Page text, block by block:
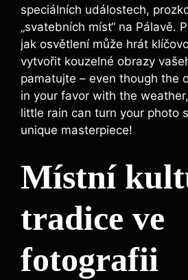
speciálních událostech,
„svatebních míst“ na Pálavě.
jak osvětlení může hrát
vytvořit kouzelné obrazy
pamatujte – even though the
in your favor with the
little rain can turn your photo
unique masterpiece!
Místní
tradice ve
fotografii